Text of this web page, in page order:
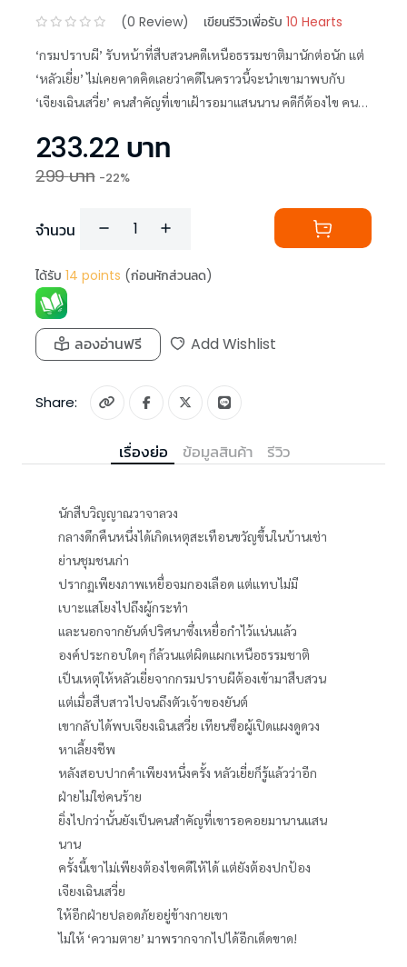
(0 Review) เขียนรีวิวเพื่อรับ 10 Hearts
‘กรมปราบผี’ รับหน้าที่สืบสวนคดีเหนือธรรมชาติมานักต่อนัก แต่
‘หลัวเยี่ย’ ไม่เคยคาดคิดเลยว่าคดีในคราวนี้จะนำเขามาพบกับ
‘เจียงเฉินเสวี่ย’ คนสำคัญที่เขาเฝ้ารอมาแสนนาน คดีก็ต้องไข คนก็
เท่านั้น!
233.22 บาท
299บาท -22%
จำนวน
ได้รับ 14 points (ก่อนหักส่วนลด)
ลองอ่านฟรี Add Wishlist
Share:
เรื่องย่อ ข้อมูลสินค้า รีวิว
นักสืบวิญญาณวาจาลวง
กลางดึกคืนหนึ่งได้เกิดเหตุสะเทือนขวัญขึ้นในบ้านเช่า
ย่านชุมชนเก่า
ปรากฏเพียงภาพเหยื่อจมกองเลือด แต่แทบไม่มี
เบาะแสโยงไปถึงผู้กระทำ
และนอกจากยันต์ปริศนาซึ่งเหยื่อกำไว้แน่นแล้ว
องค์ประกอบใดๆ ก็ล้วนแต่ผิดแผกเหนือธรรมชาติ
เป็นเหตุให้หลัวเยี่ยจากกรมปราบผีต้องเข้ามาสืบสวน
แต่เมื่อสืบสาวไปจนถึงตัวเจ้าของยันต์
เขากลับได้พบเจียงเฉินเสวี่ย เทียนซือผู้เปิดแผงดูดวง
หาเลี้ยงชีพ
หลังสอบปากคำเพียงหนึ่งครั้ง หลัวเยี่ยก็รู้แล้วว่าอีก
ฝ่ายไม่ใช่คนร้าย
ยิ่งไปกว่านั้นยังเป็นคนสำคัญที่เขารอคอยมานานแสน
นาน
ครั้งนี้เขาไม่เพียงต้องไขคดีให้ได้ แต่ยังต้องปกป้อง
เจียงเฉินเสวี่ย
ให้อีกฝ่ายปลอดภัยอยู่ข้างกายเขา
ไม่ให้ ‘ความตาย’ มาพรากจากไปได้อีกเด็ดขาด!